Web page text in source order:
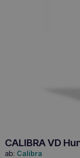
CALIBRA VD
ab: Calibra